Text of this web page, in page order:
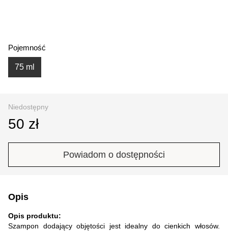
Pojemność
75 ml
Niedostępny
50 zł
Powiadom o dostępności
Opis
Opis produktu:
Szampon dodający objętości jest idealny do cienkich włosów.